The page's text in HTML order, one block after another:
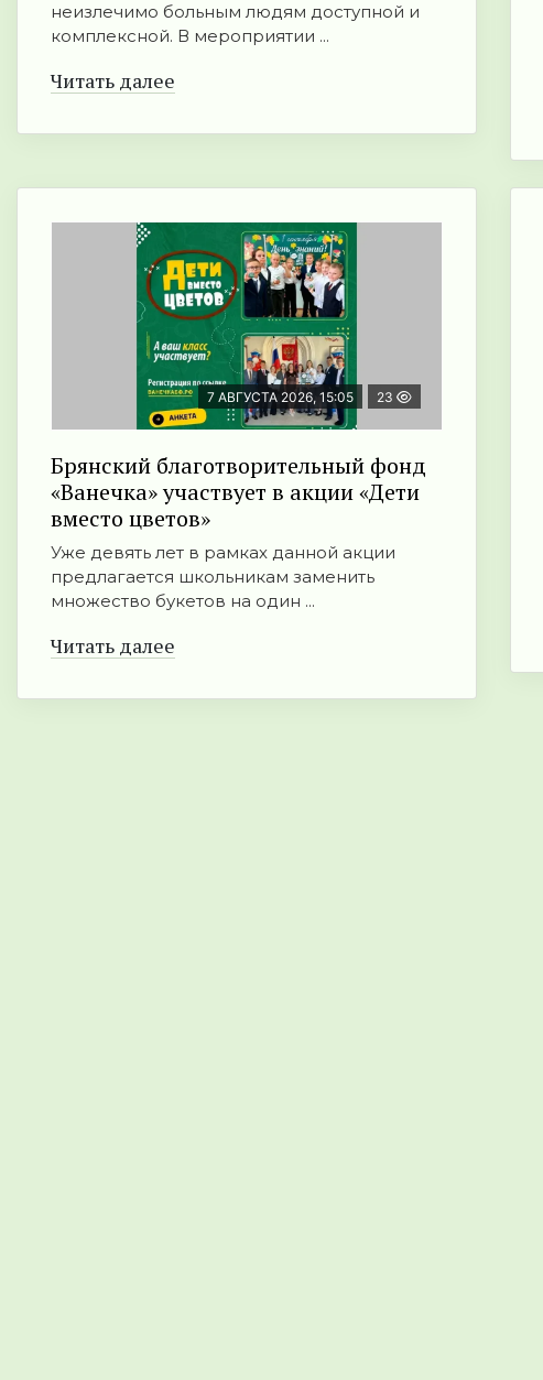
неизлечимо больным людям доступной и
комплексной. В мероприятии ...
Читать далее
7 АВГУСТА 2026, 15:05 23
Брянский благотворительный фонд
«Ванечка» участвует в акции «Дети
вместо цветов»
Уже девять лет в рамках данной акции
предлагается школьникам заменить
множество букетов на один ...
Читать далее